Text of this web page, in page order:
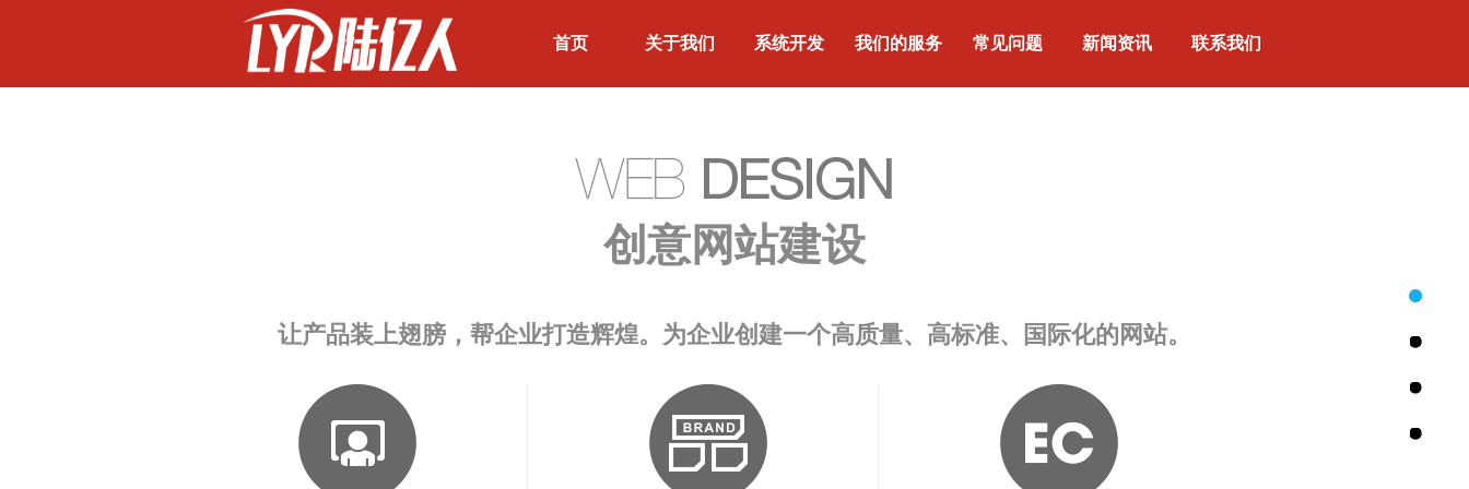
首页 关于我们 系统开发 我们的服务 常见问题 新闻资讯 联系我们
创意网站建设
让产品装上翅膀，帮企业打造辉煌。为企业创建一个高质量、高标准、国际化的网站。